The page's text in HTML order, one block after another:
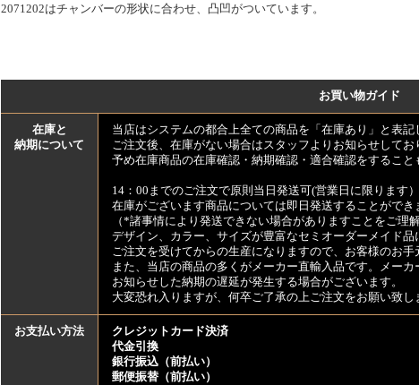
2071202はチャンバーの形状に合わせ、凸凹がついています。
お買い物ガイド
在庫と
納期について
当店はシステムの都合上全ての商品を「在庫あり」と表記
ご注文後、在庫がない場合はスタッフよりお知らせしてお
予め在庫商品の在庫確認・納期確認・適合確認をするこ
14：00までのご注文で原則当日発送可(営業日に限ります）
在庫がございます商品については即日発送することができ
（*諸事情により発送できない場合がありますことをご理
デザイン、カラー、サイズが豊富なセミオーダーメイド品
ご注文を受けてからの生産になりますので、お客様のお手
また、当店の商品の多くがメーカー直輸入品です。メー
お知らせした納期の遅延が発生する場合がございます。
大変恐れ入りますが、何卒ご了承の上ご注文をお願い致し
お支払い方法
クレジットカード決済
代金引換
銀行振込（前払い）
郵便振替（前払い）